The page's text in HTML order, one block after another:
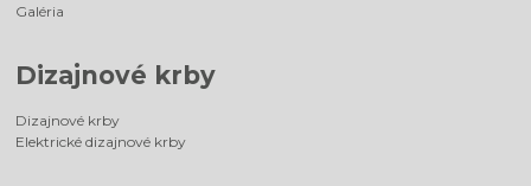
Galéria
Dizajnové krby
Dizajnové krby
Elektrické dizajnové krby